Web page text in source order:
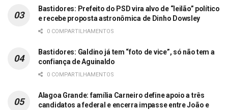
Bastidores: Prefeito do PSD vira alvo de “leilão” político
e recebe proposta astronômica de Dinho Dowsley
0 COMPARTILHAMENTOS
Bastidores: Galdino já tem “foto de vice”, só não tem a
confiança de Aguinaldo
0 COMPARTILHAMENTOS
Alagoa Grande: família Carneiro define apoio a três
candidatos a federal e encerra impasse entre João e